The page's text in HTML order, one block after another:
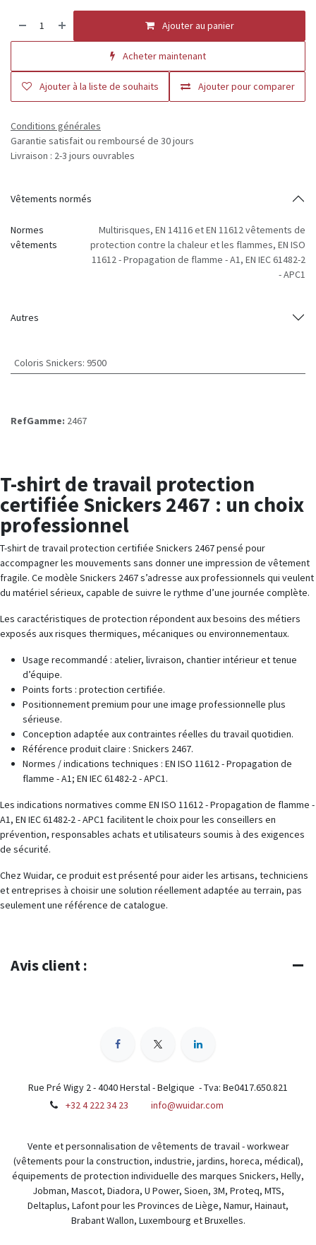
Ajouter au panier
Acheter maintenant
Ajouter pour comparer
Ajouter à la liste de souhaits
Conditions générales
Garantie satisfait ou remboursé de 30 jours
Livraison : 2-3 jours ouvrables
Vêtements normés
Normes
vêtements
Multirisques, EN 14116 et EN 11612 vêtements de
protection contre la chaleur et les flammes, EN ISO
11612 - Propagation de flamme - A1, EN IEC 61482-2
- APC1
Autres
Coloris Snickers: 9500
RefGamme: 2467
T-shirt de travail protection
certifiée Snickers 2467 : un choix
professionnel
T-shirt de travail protection certifiée Snickers 2467 pensé pour
accompagner les mouvements sans donner une impression de vêtement
fragile. Ce modèle Snickers 2467 s’adresse aux professionnels qui veulent
du matériel sérieux, capable de suivre le rythme d’une journée complète.
Les caractéristiques de protection répondent aux besoins des métiers
exposés aux risques thermiques, mécaniques ou environnementaux.
Usage recommandé : atelier, livraison, chantier intérieur et tenue
d’équipe.
Points forts : protection certifiée.
Positionnement premium pour une image professionnelle plus
sérieuse.
Conception adaptée aux contraintes réelles du travail quotidien.
Référence produit claire : Snickers 2467.
Normes / indications techniques : EN ISO 11612 - Propagation de
flamme - A1; EN IEC 61482-2 - APC1.
Les indications normatives comme EN ISO 11612 - Propagation de flamme -
A1, EN IEC 61482-2 - APC1 facilitent le choix pour les conseillers en
prévention, responsables achats et utilisateurs soumis à des exigences
de sécurité.
Chez Wuidar, ce produit est présenté pour aider les artisans, techniciens
et entreprises à choisir une solution réellement adaptée au terrain, pas
seulement une référence de catalogue.
Avis client :
Rue Pré Wigy 2 - 4040 Herstal - Belgique - Tva: Be0417.650.821
+32 4 222 34 23
info@wuidar.com
Vente et personnalisation de vêtements de travail - workwear
(vêtements pour la construction, industrie, jardins, horeca, médical),
équipements de protection individuelle des marques Snickers, Helly,
Jobman, Mascot, Diadora, U Power, Sioen, 3M, Proteq, MTS,
Deltaplus, Lafont pour les Provinces de Liège, Namur, Hainaut,
Brabant Wallon, Luxembourg et Bruxelles.